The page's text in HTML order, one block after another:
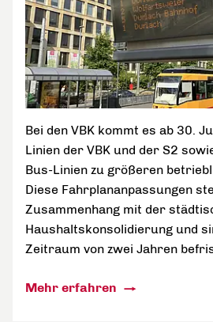
Bei den VBK kommt es ab 30.
Linien der VBK und der S2
Bus-Linien zu größeren
Diese Fahrplananpassungen
Zusammenhang mit der
Haushaltskonsolidierung und
Zeitraum von zwei Jahren
Mehr erfahren